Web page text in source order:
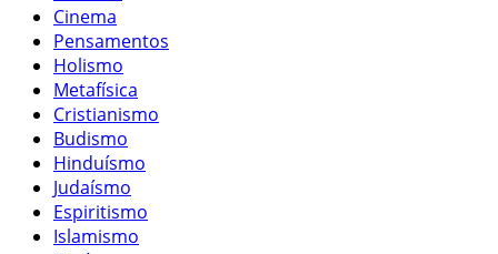
Cinema
Pensamentos
Holismo
Metafísica
Cristianismo
Budismo
Hinduísmo
Judaísmo
Espiritismo
Islamismo